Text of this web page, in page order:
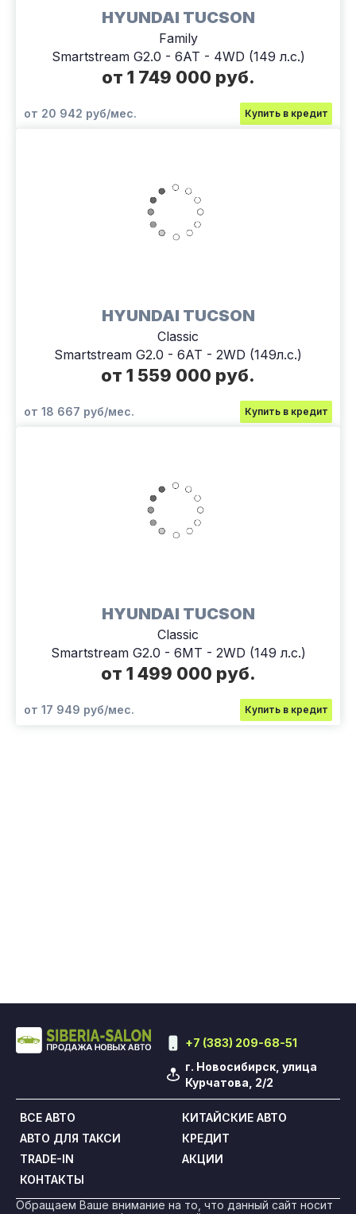
HYUNDAI TUCSON
Family
Smartstream G2.0 - 6AT - 4WD (149 л.с.)
от 1 749 000 руб.
от 20 942 руб/мес. Купить в кредит
HYUNDAI TUCSON
Classic
Smartstream G2.0 - 6AT - 2WD (149л.с.)
от 1 559 000 руб.
от 18 667 руб/мес. Купить в кредит
HYUNDAI TUCSON
Classic
Smartstream G2.0 - 6MT - 2WD (149 л.с.)
от 1 499 000 руб.
от 17 949 руб/мес. Купить в кредит
+7 (383) 209-68-51
г. Новосибирск, улица
Курчатова, 2/2
ВСЕ АВТО
КИТАЙСКИЕ АВТО
АВТО ДЛЯ ТАКСИ
КРЕДИТ
TRADE-IN
АКЦИИ
КОНТАКТЫ
Обращаем Ваше внимание на то, что данный сайт носит